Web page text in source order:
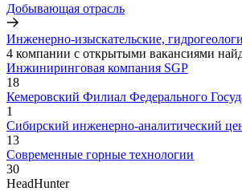
Добывающая отрасль
Инженерно-изыскательские,
4 компании с открытыми вакансиями
Инжиниринговая компания SGP
18
Кемеровский Филиал Федерального
1
Сибирский инженерно-аналитический
13
Современные горные технологии
30
HeadHunter